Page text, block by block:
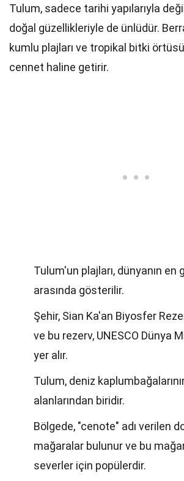
Tulum, sadece tarihi yapılarıyla
doğal güzellikleriyle de ünlüdür.
kumlu plajları ve tropikal bitki
cennet haline getirir.
Tulum'un plajları, dünyanın en
arasında gösterilir.
Şehir, Sian Ka'an Biyosfer
ve bu rezerv, UNESCO Dünya
yer alır.
Tulum, deniz
alanlarından biridir.
Bölgede, "cenote" adı verilen
mağaralar bulunur ve bu
severler için popülerdir.